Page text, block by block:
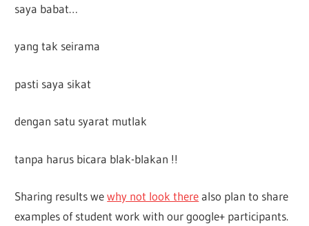
saya babat…
yang tak seirama
pasti saya sikat
dengan satu syarat mutlak
tanpa harus bicara blak-blakan !!
Sharing results wewhy not look therealso plan to share
examples of student work with our google+ participants.